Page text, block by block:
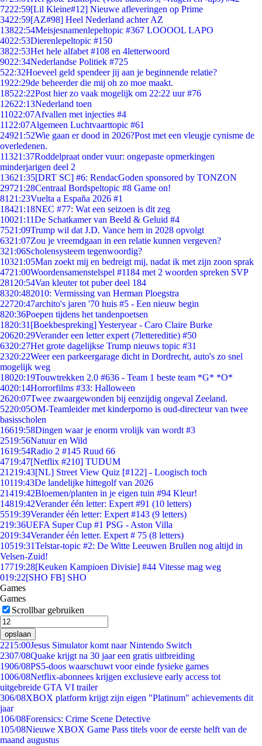
7222:59[Lil Kleine#12] Nieuwe afleveringen op Prime
3422:59[AZ#98] Heel Nederland achter AZ
13822:54Meisjesnamenlepeltopic #367 LOOOOL LAPO
4022:53Dierenlepeltopic #150
3822:53Het hele alfabet #108 en 4letterwoord
9022:34Nederlandse Politiek #725
522:32Hoeveel geld spendeer jij aan je beginnende relatie?
1922:29de beheerder die mij oh zo moe maakt.
18522:22Post hier zo vaak mogelijk om 22:22 uur #76
12622:13Nederland toen
11022:07Afvallen met injecties #4
11 22:07Algemeen Luchtvaarttopic #61
24921:52Wie gaan er dood in 2026?Post met een vleugje cynisme de
overledenen.
11321:37Roddelpraat onder vuur: ongepaste opmerkingen
minderjarigen deel 2
13621:35[DRT SC] #6: RendacGoden sponsored by TONZON
29721:28Centraal Bordspeltopic #8 Game on!
81 21:23Vuelta a España 2026 #1
18421:18NEC #77: Wat een seizoen is dit zeg
10021:11De Schatkamer van Beeld & Geluid #4
7521:09Trump wil dat J.D. Vance hem in 2028 opvolgt
6321:07Zou je vreemdgaan in een relatie kunnen vergeven?
321:06Scholensysteem tegenwoordig?
10321:05Man zoekt mij en bedreigt mij, nadat ik met zijn zoon sprak
4721:00Woordensamenstelspel #1184 met 2 woorden spreken SVP
281 20:54Van kleuter tot puber deel 184
8320:482010: Vermissing van Herman Ploegstra
22720:47archito's jaren '70 huis #5 - Een nieuw begin
820:36Poepen tijdens het tandenpoetsen
1820:31 [Boekbespreking] Yesteryear - Caro Claire Burke
20620:29Verander een letter expert (7lettereditie) #50
6320:27Het grote dagelijkse Trump nieuws topic #31
2320:22Weer een parkeergarage dicht in Dordrecht, auto's zo snel
mogelijk weg
18020:19Touwtrekken 2.0 #636 - Team 1 beste team *G* *O*
4020:14Horrorfilms #33: Halloween
2620:07Twee zwaargewonden bij eenzijdig ongeval Zeeland.
5220:05OM-Teamleider met kinderporno is oud-directeur van twee
basisscholen
16619:58Dingen waar je enorm vrolijk van wordt #3
2519:56Natuur en Wild
1619:54Radio 2 #145 Ruud 66
4719:47[Netflix #210] TUDUM
21219:43[NL] Street View Quiz [#122] - Loogisch toch
10119:43De landelijke hittegolf van 2026
21419:42Bloemen/planten in je eigen tuin #94 Kleur!
14819:42Verander één letter: Expert #91 (10 letters)
5519:39Verander één letter: Expert #143 (9 letters)
219:36UEFA Super Cup #1 PSG - Aston Villa
2019:34Verander één letter. Expert # 75 (8 letters)
10519:31Telstar-topic #2: De Witte Leeuwen Brullen nog altijd in
Velsen-Zuid!
17719:28[Keuken Kampioen Divisie] #44 Vitesse mag weg
019:22[SHO FB] SHO
Games
Games
Scrollbar gebruiken
opslaan
2215:00Jesus Simulator komt naar Nintendo Switch
2307/08Quake krijgt na 30 jaar een gratis uitbreiding
1906/08PS5-doos waarschuwt voor einde fysieke games
1006/08Netflix-abonnees krijgen exclusieve early access tot
uitgebreide GTA VI trailer
306/08XBOX platform krijgt zijn eigen "Platinum" achievements dit
jaar
106/08Forensics: Crime Scene Detective
105/08Nieuwe XBOX Game Pass titels voor de eerste helft van de
maand augustus